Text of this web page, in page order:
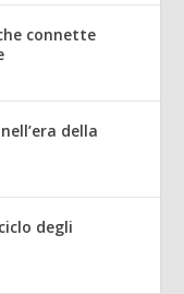
connette
della
degli